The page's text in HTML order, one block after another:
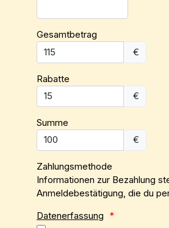
Gesamtbetrag
€
Rabatte
€
Summe
€
Zahlungsmethode
Informationen zur Bezahlung
Anmeldebestätigung, die du
Datenerfassung *